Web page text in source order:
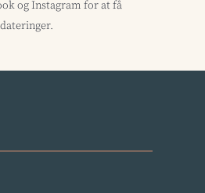
og Instagram for at få